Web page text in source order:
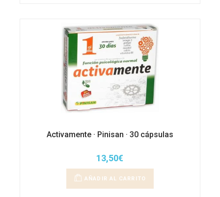
Activamente · Pinisan · 30 cápsulas
13,50€
AÑADIR AL CARRITO